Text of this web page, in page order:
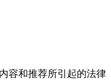
容和推荐所引起的法律